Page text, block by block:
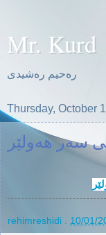
Mr. Kurd
ره‌حیم ره‌شیدی
Thursday, October
سه‌ر هه‌ولێر
rehimreshidi 10/01/